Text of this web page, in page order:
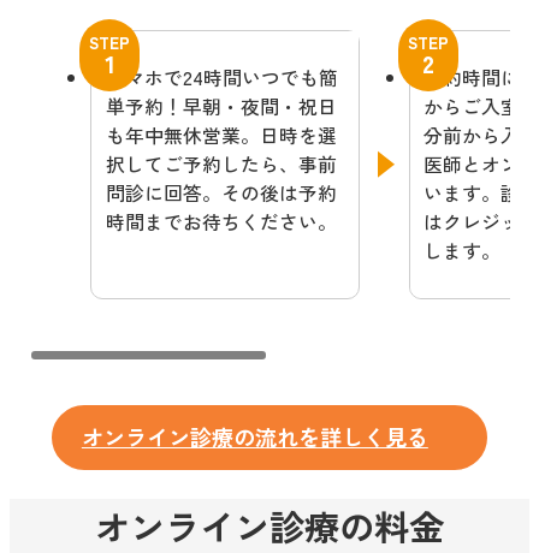
STEP
1スマホで24時間いつでも簡
単予約！早朝・夜間・祝日
も年中無休営業。日時を選
択してご予約したら、事前
問診に回答。その後は予約
時間までお待ちください。
STEP
2
予約時間に
からご入室
分前から入
医師とオン
います。診
はクレジッ
します。
オンライン診療の流れを詳しく見る
オンライン診療の料金